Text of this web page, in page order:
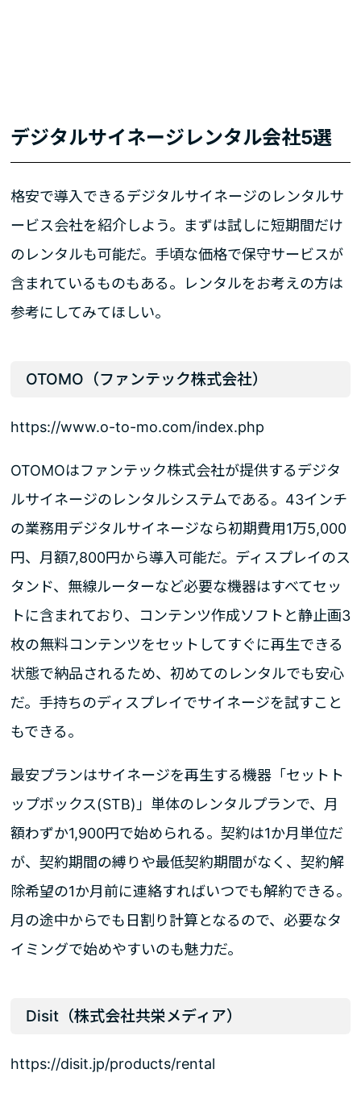
デジタルサイネージレンタル会社5選
格安で導入できるデジタルサイネージのレンタルサ
ービス会社を紹介しよう。まずは試しに短期間だけ
のレンタルも可能だ。手頃な価格で保守サービスが
含まれているものもある。レンタルをお考えの方は
参考にしてみてほしい。
OTOMO（ファンテック株式会社）
https://www.o-to-mo.com/index.php
OTOMOはファンテック株式会社が提供するデジタ
ルサイネージのレンタルシステムである。43インチ
の業務用デジタルサイネージなら初期費用1万5,000
円、月額7,800円から導入可能だ。ディスプレイのス
タンド、無線ルーターなど必要な機器はすべてセッ
トに含まれており、コンテンツ作成ソフトと静止画3
枚の無料コンテンツをセットしてすぐに再生できる
状態で納品されるため、初めてのレンタルでも安心
だ。手持ちのディスプレイでサイネージを試すこと
もできる。
最安プランはサイネージを再生する機器「セットト
ップボックス(STB)」単体のレンタルプランで、月
額わずか1,900円で始められる。契約は1か月単位だ
が、契約期間の縛りや最低契約期間がなく、契約解
除希望の1か月前に連絡すればいつでも解約できる。
月の途中からでも日割り計算となるので、必要なタ
イミングで始めやすいのも魅力だ。
Disit（株式会社共栄メディア）
https://disit.jp/products/rental